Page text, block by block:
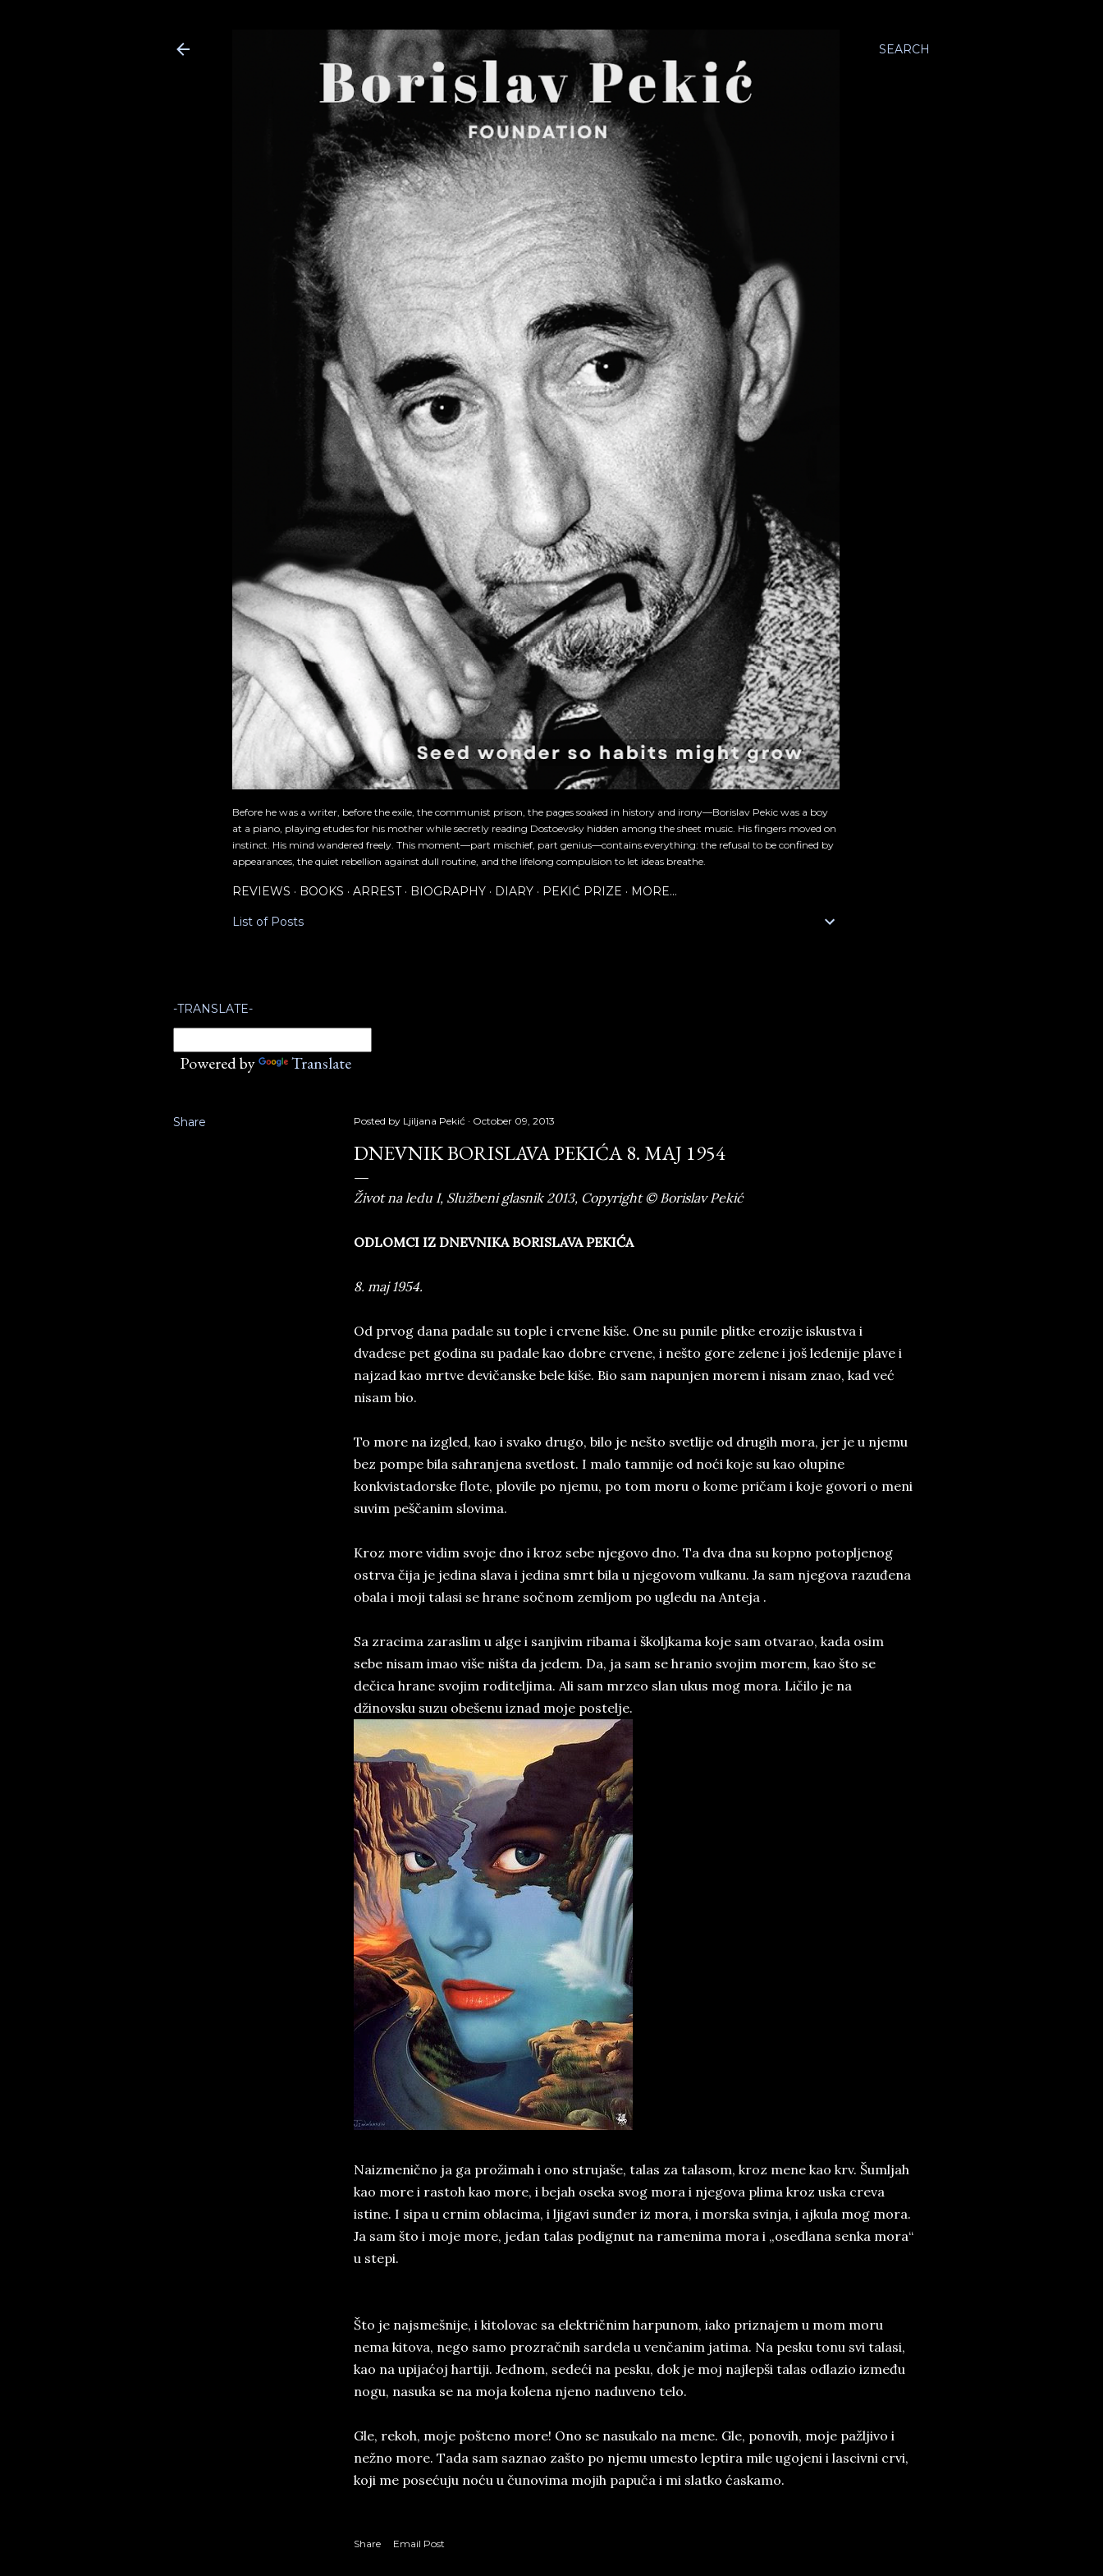
SEARCH
Before he was a writer, before the exile, the communist prison, the pages soaked in history and irony—Borislav Pekic was a boy
at a piano, playing etudes for his mother while secretly reading Dostoevsky hidden among the sheet music. His fingers moved on
instinct. His mind wandered freely. This moment—part mischief, part genius—contains everything: the refusal to be confined by
appearances, the quiet rebellion against dull routine, and the lifelong compulsion to let ideas breathe.
REVIEWS BOOKS ARREST BIOGRAPHY DIARY PEKIĆ PRIZE MORE…
List of Posts
-TRANSLATE-
Powered by Translate
Share Posted by Ljiljana Pekić October 09, 2013
DNEVNIK BORISLAVA PEKIĆA 8. MAJ 1954
Život na ledu I, Službeni glasnik 2013, Copyright © Borislav Pekić
ODLOMCI IZ DNEVNIKA BORISLAVA PEKIĆA
8. maj 1954.
Od prvog dana padale su tople i crvene kiše. One su punile plitke erozije iskustva i
dvadese pet godina su padale kao dobre crvene, i nešto gore zelene i još ledenije plave i
najzad kao mrtve devičanske bele kiše. Bio sam napunjen morem i nisam znao, kad već
nisam bio.
To more na izgled, kao i svako drugo, bilo je nešto svetlije od drugih mora, jer je u njemu
bez pompe bila sahranjena svetlost. I malo tamnije od noći koje su kao olupine
konkvistadorske flote, plovile po njemu, po tom moru o kome pričam i koje govori o meni
suvim peščanim slovima.
Kroz more vidim svoje dno i kroz sebe njegovo dno. Ta dva dna su kopno potopljenog
ostrva čija je jedina slava i jedina smrt bila u njegovom vulkanu. Ja sam njegova razuđena
obala i moji talasi se hrane sočnom zemljom po ugledu na Anteja .
Sa zracima zaraslim u alge i sanjivim ribama i školjkama koje sam otvarao, kada osim
sebe nisam imao više ništa da jedem. Da, ja sam se hranio svojim morem, kao što se
dečica hrane svojim roditeljima. Ali sam mrzeo slan ukus mog mora. Ličilo je na
džinovsku suzu obešenu iznad moje postelje.
Naizmenično ja ga prožimah i ono strujaše, talas za talasom, kroz mene kao krv. Šumljah
kao more i rastoh kao more, i bejah oseka svog mora i njegova plima kroz uska creva
istine. I sipa u crnim oblacima, i ljigavi sunđer iz mora, i morska svinja, i ajkula mog mora.
Ja sam što i moje more, jedan talas podignut na ramenima mora i „osedlana senka mora“
u stepi.
Što je najsmešnije, i kitolovac sa električnim harpunom, iako priznajem u mom moru
nema kitova, nego samo prozračnih sardela u venčanim jatima. Na pesku tonu svi talasi,
kao na upijaćoj hartiji. Jednom, sedeći na pesku, dok je moj najlepši talas odlazio između
nogu, nasuka se na moja kolena njeno naduveno telo.
Gle, rekoh, moje pošteno more! Ono se nasukalo na mene. Gle, ponovih, moje pažljivo i
nežno more. Tada sam saznao zašto po njemu umesto leptira mile ugojeni i lascivni crvi,
koji me posećuju noću u čunovima mojih papuča i mi slatko ćaskamo.
Share Email Post